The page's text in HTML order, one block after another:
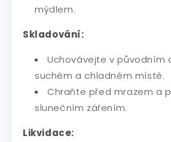
mýdlem.
Skladování:
Uchovávejte v původním
suchém a chladném místě.
Chraňte před mrazem a
slunečním zářením.
Likvidace: